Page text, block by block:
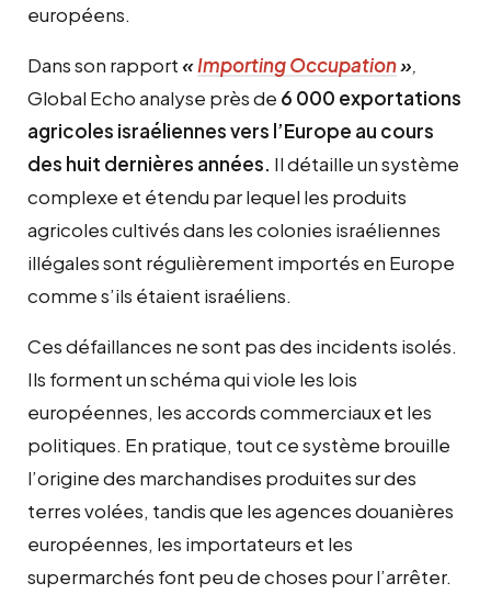
européens.
Dans son rapport«Importing Occupation»,
Global Echo analyse près de 6 000 exportations
agricoles israéliennes vers l’Europe au cours
des huit dernières années. Il détaille un système
complexe et étendu par lequel les produits
agricoles cultivés dans les colonies israéliennes
illégales sont régulièrement importés en Europe
comme s’ils étaient israéliens.
Ces défaillances ne sont pas des incidents isolés.
Ils forment un schéma qui viole les lois
européennes, les accords commerciaux et les
politiques. En pratique, tout ce système brouille
l’origine des marchandises produites sur des
terres volées, tandis que les agences douanières
européennes, les importateurs et les
supermarchés font peu de choses pour l’arrêter.